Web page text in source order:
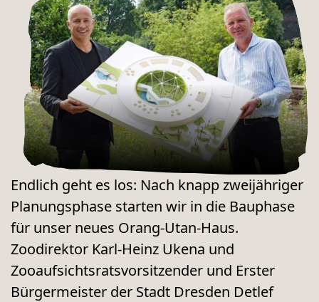
Endlich geht es los: Nach knapp zweijähriger
Planungsphase starten wir in die Bauphase
für unser neues Orang-Utan-Haus.
Zoodirektor Karl-Heinz Ukena und
Zooaufsichtsratsvorsitzender und Erster
Bürgermeister der Stadt Dresden Detlef